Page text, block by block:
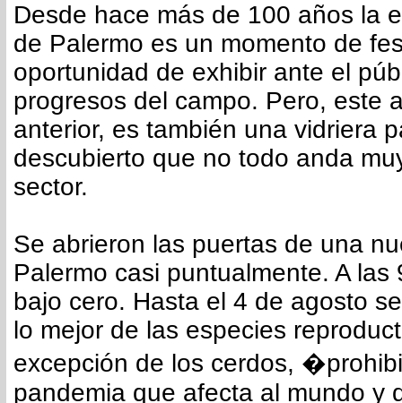
Desde hace más de 100 años la
de Palermo es un momento de
oportunidad de exhibir ante el
progresos del campo. Pero, este
anterior, es también una vidriera
descubierto que no todo anda
sector.
Se abrieron las puertas de una
Palermo casi puntualmente. A las
bajo cero. Hasta el 4 de agosto
lo mejor de las especies
excepción de los cerdos,
pandemia que afecta al mundo y